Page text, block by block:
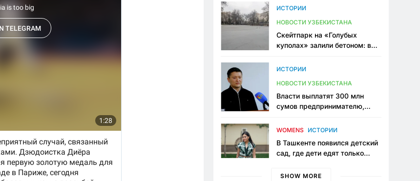
Узбекистане
ИСТОРИИ
НОВОСТИ УЗБЕКИСТАНА
Скейтпарк на «Голубых
куполах» залили бетоном: в
одно общественное
ИСТОРИИ
НОВОСТИ УЗБЕКИСТАНА
Власти выплатят 300 млн
сумов предпринимателю,
тюрьме по незаконному
WOMENS ИСТОРИИ
В Ташкенте появился детский
сад, где дети едят только
мама, которая устала просить
SHOW MORE